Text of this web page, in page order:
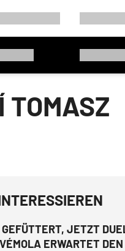
TOMASZ
JETZT
ERWARTET DEN